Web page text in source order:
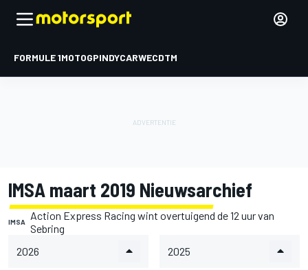
FORMULE 1MOTOGPINDYCARWECDTM
IMSA maart 2019 Nieuwsarchief
IMSA
Action Express Racing wint overtuigend de 12 uur van
Sebring
2026
2025